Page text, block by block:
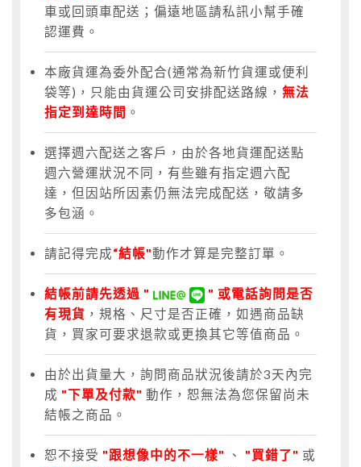
車或回頭車配送；偏遠地區請私訊小幫手確
認運費。
本廠貨運為委外配合(通常為新竹貨運或便利
袋等)，只能由貨運公司安排配送路線， 無法
指定到達時間 。
選擇週六配送之客戶，由於各地貨運配送點
週六營運狀況不同，有些雖有指定週六配
達，但因站所因素仍無法完成配送，敬請多
多包涵。
請記得完成“結帳"動作才算是完整訂單。
結帳前請先透過 "
" 或電話詢問是否
有現貨 ，規格、尺寸是否正確，如遇商品缺
貨，買家可要求退款或更換其它等值商品。
由於出貨量大，詢問商品狀況後請於3天內完
成 "下單及付款" 動作，恕無法為您保留尚未
結帳之商品。
恕不接受 "跟想像中的不一樣" 、 "買錯了" 或